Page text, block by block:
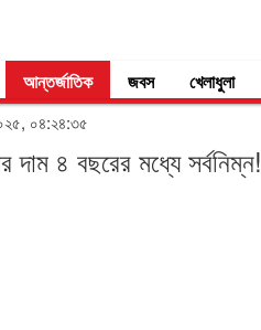
আন্তর্জাতিক জবস খেলাধুলা
০৪:২৪:৩৫
দাম ৪ বছরের মধ্যে সর্বনিম্ন!